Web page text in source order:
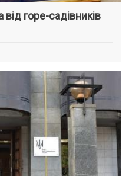
горе-садівників